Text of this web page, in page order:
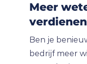
Meer
Ben je
bedrijf meer